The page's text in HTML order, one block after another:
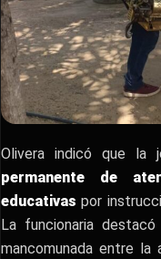
Olivera indicó que la
permanente de
educativas por
La funcionaria
mancomunada entre la